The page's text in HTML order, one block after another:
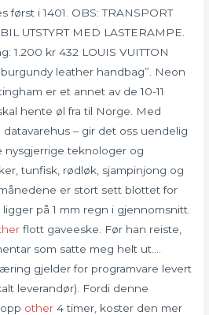
først i 1401. OBS: TRANSPORT
UTSTYRT MED LASTERAMPE.
1.200 kr 432 LOUIS VUITTON
leather handbag”. Neon
er et annet av de 10-11
hente øl fra til Norge. Med
– gir det oss uendelig
nysgjerrige teknologer og
tunfisk, rødløk, sjampinjong og
er stort sett blottet for
på 1 mm regn i gjennomsnitt.
flott gaveeske. Før han reiste,
som satte meg helt ut….
gjelder for programvare levert
leverandør). Fordi denne
other 4 timer, koster den mer